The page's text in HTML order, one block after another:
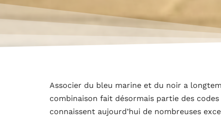
Associer du bleu marine et du noir a
combinaison fait désormais partie des
connaissent aujourd’hui de nombreuses